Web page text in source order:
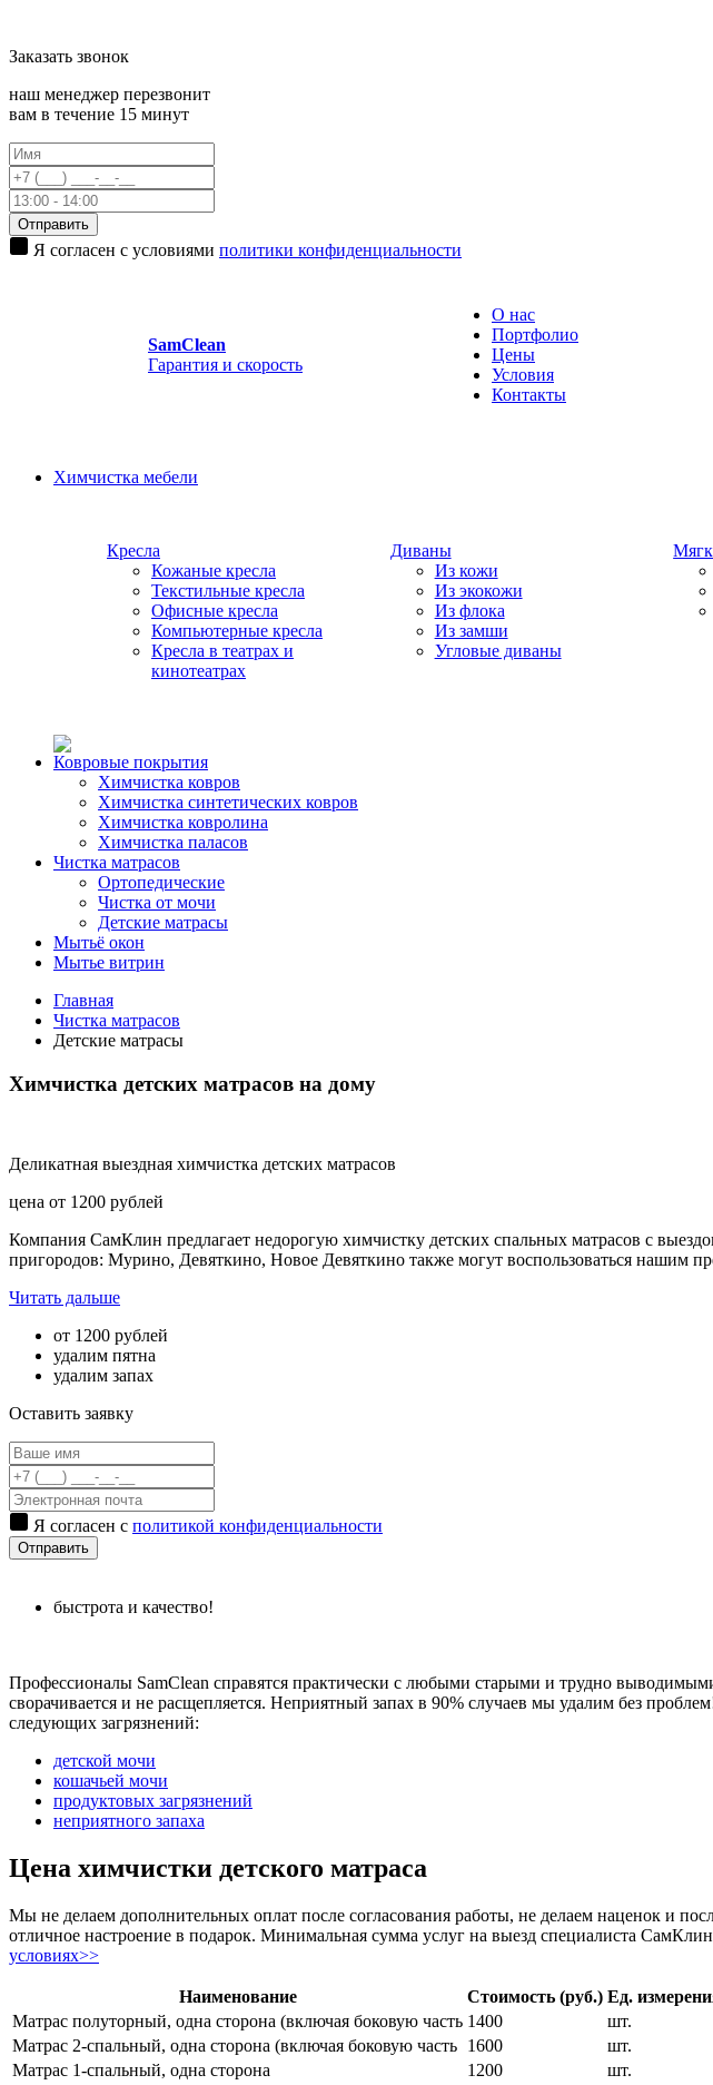
Заказать звонок
наш менеджер перезвонит
вам в течение 15 минут
Отправить
Я согласен с условиями политики конфиденциальности
SamClean
Гарантия и скорость
О нас
Портфолио
Цены
Условия
Контакты
Химчистка мебели
Кресла
Кожаные кресла
Текстильные кресла
Офисные кресла
Компьютерные кресла
Кресла в театрах и
кинотеатрах
Диваны
Из кожи
Из экокожи
Из флока
Из замши
Угловые диваны
Ковровые покрытия
Химчистка ковров
Химчистка синтетических ковров
Химчистка ковролина
Химчистка паласов
Чистка матрасов
Ортопедические
Чистка от мочи
Детские матрасы
Мытьё окон
Мытье витрин
Главная
Чистка матрасов
Детские матрасы
Химчистка детских матрасов на дому
Деликатная выездная химчистка детских матрасов
цена от 1200 рублей
Компания СамКлин предлагает недорогую химчистку детских спальных матрасов с
пригородов: Мурино, Девяткино, Новое Девяткино также могут воспользоваться нашим
Читать дальше
от 1200 рублей
удалим пятна
удалим запах
Оставить заявку
Я согласен с политикой конфиденциальности
Отправить
быстрота и качество!
Профессионалы SamClean справятся практически с любыми старыми и трудно
сворачивается и не расщепляется. Неприятный запах в 90% случаев мы удалим без
следующих загрязнений:
детской мочи
кошачьей мочи
продуктовых загрязнений
неприятного запаха
Цена химчистки детского матраса
Мы не делаем дополнительных оплат после согласования работы, не делаем наценок и
отличное настроение в подарок. Минимальная сумма услуг на выезд специалиста
условиях>>
Наименование Стоимость (руб.) Ед.
Матрас полуторный, одна сторона (включая боковую часть 1400
шт.
Матрас 2-спальный, одна сторона (включая боковую часть 1600
шт.
Матрас 1-спальный, одна сторона
1200 шт.